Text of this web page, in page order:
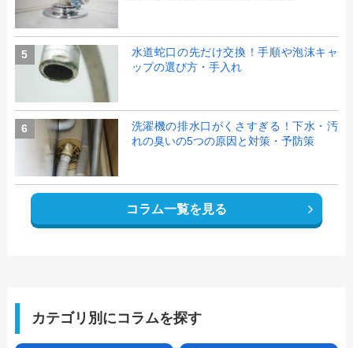
5
水道蛇口の先だけ交換！手順や泡沫キャ
ップの選び方・手入れ
6
洗濯機の排水口がくさすぎる！下水・汚
れの臭いの5つの原因と対策・予防策
コラム一覧を見る
カテゴリ別にコラムを探す